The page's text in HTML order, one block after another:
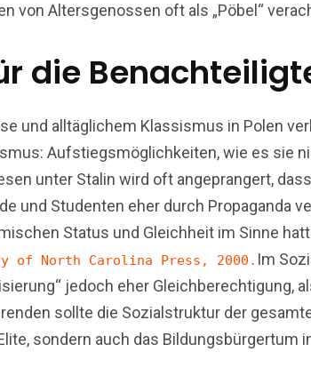
von Altersgenossen oft als „Pöbel“
die
und alltäglichem Klassismus in Polen
Aufstiegsmöglichkeiten, wie es sie
unter Stalin wird oft angeprangert,
und Studenten eher durch Propaganda
Status und Gleichheit im Sinne
of North Carolina Press, 2000. Im
jedoch eher Gleichberechtigung,
sollte die Sozialstruktur der
sondern auch das Bildungsbürgertum